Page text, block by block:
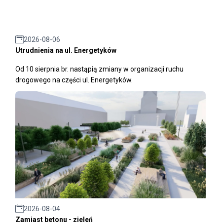
2026-08-06
Utrudnienia na ul. Energetyków
Od 10 sierpnia br. nastąpią zmiany w organizacji ruchu
drogowego na części ul. Energetyków.
2026-08-04
Zamiast betonu - zieleń